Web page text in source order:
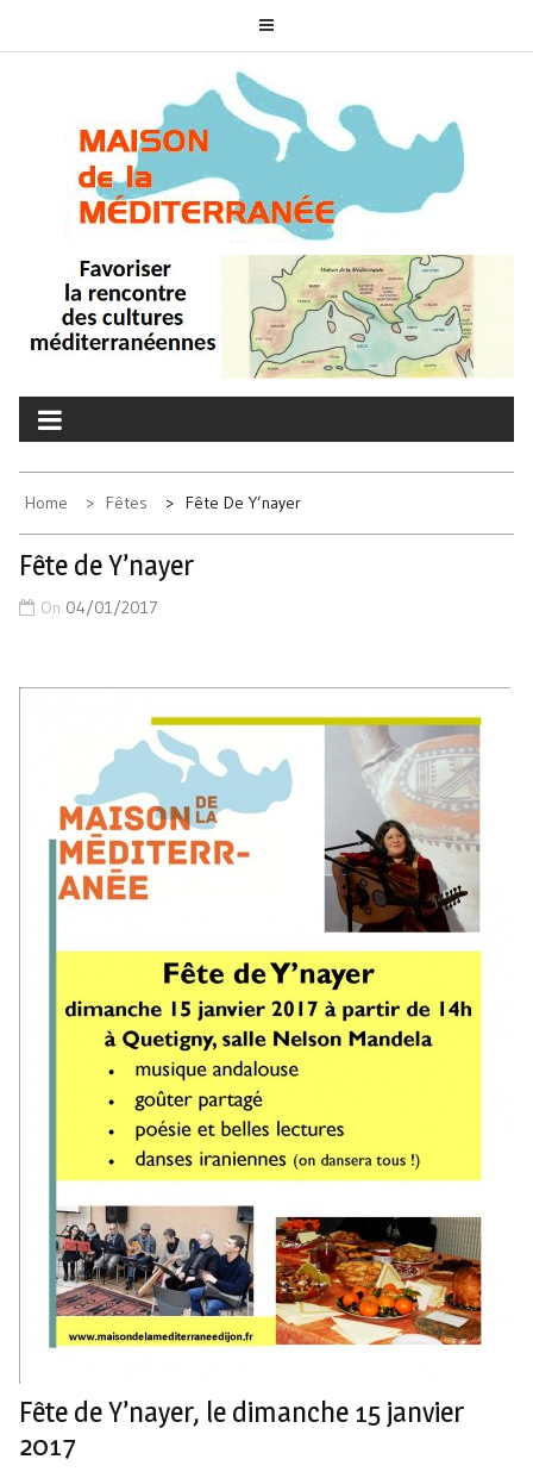
to
MAISON DE LA
MÉDITERRANÉE
Home Fêtes Fête De Y’nayer
Fête de Y’nayer
On 04/01/2017
Fête de Y’nayer, le dimanche 15 janvier
2017